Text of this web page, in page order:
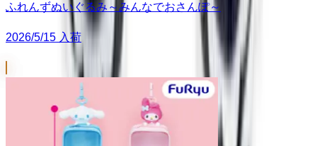
ふれんずぬいぐるみ～みんなでおさんぽ～
2026/5/15 入荷